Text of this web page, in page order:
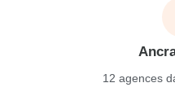
12 agences